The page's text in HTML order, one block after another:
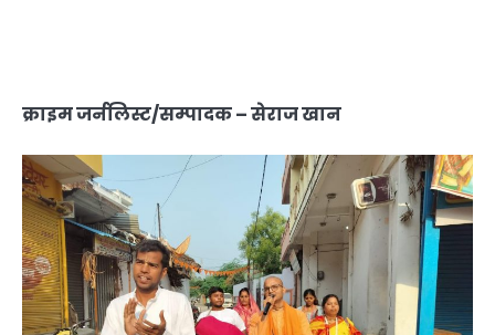
क्राइम जर्नलिस्ट/सम्पादक – सेराज खान